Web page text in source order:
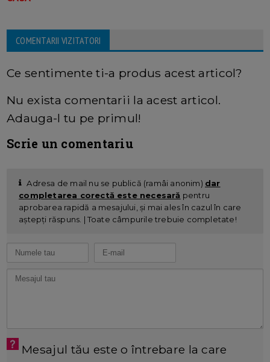
COMENTARII VIZITATORI
Ce sentimente ti-a produs acest articol?
Nu exista comentarii la acest articol.
Adauga-l tu pe primul!
Scrie un comentariu
Adresa de mail nu se publică (ramâi anonim) dar
completarea corectă este necesară pentru
aprobarea rapidă a mesajului, și mai ales în cazul în care
aștepți răspuns. | Toate câmpurile trebuie completate!
Mesajul tău este o întrebare la care